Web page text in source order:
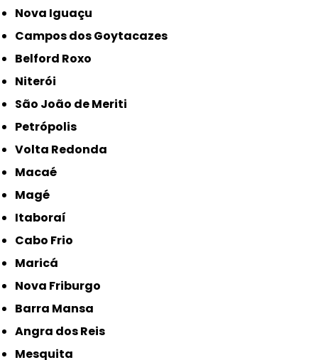
Nova Iguaçu
Campos dos Goytacazes
Belford Roxo
Niterói
São João de Meriti
Petrópolis
Volta Redonda
Macaé
Magé
Itaboraí
Cabo Frio
Maricá
Nova Friburgo
Barra Mansa
Angra dos Reis
Mesquita